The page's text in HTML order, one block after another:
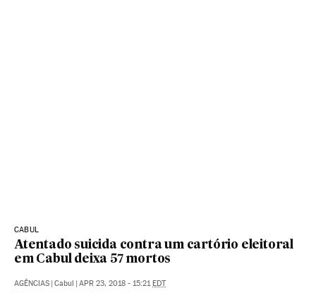
CABUL
Atentado suicida contra um cartório eleitoral
em Cabul deixa 57 mortos
AGÊNCIAS | Cabul | APR 23, 2018 - 15:21EDT